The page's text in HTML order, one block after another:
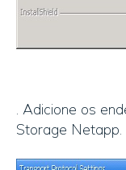
. Adicione os
Storage Netapp.